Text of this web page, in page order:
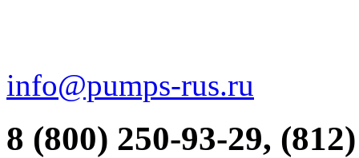
info@pumps-rus.ru
8 (800) 250-93-29,